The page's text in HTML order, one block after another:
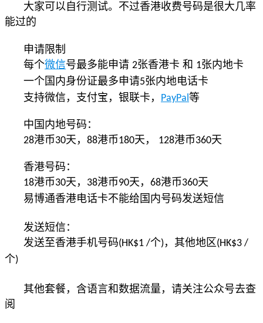
大家可以自行测试。不过香港收费号码是很大几率
能过的
申请限制
每个微信号最多能申请 2张香港卡 和 1张内地卡
一个国内身份证最多申请5张内地电话卡
支持微信，支付宝，银联卡， PayPal等
中国内地号码：
28港币30天， 88港币180天， 128港币360天
香港号码：
18港币30天， 38港币90天， 68港币360天
易博通香港电话卡不能给国内号码发送短信
发送短信：
发送至香港手机号码(HK$1 /个)，其他地区(HK$3 /
个)
其他套餐，含语言和数据流量，请关注公众号去查
阅